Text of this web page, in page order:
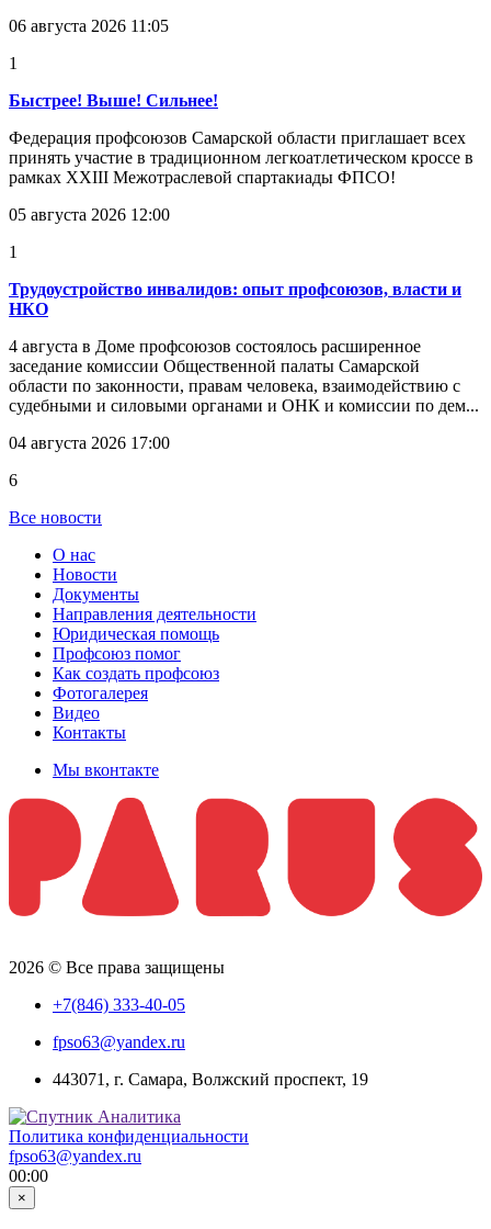
06 августа 2026 11:05
1
Быстрее! Выше! Сильнее!
Федерация профсоюзов Самарской области приглашает всех
принять участие в традиционном легкоатлетическом кроссе в
рамках XXIII Межотраслевой спартакиады ФПСО!
05 августа 2026 12:00
1
Трудоустройство инвалидов: опыт профсоюзов, власти и
НКО
4 августа в Доме профсоюзов состоялось расширенное
заседание комиссии Общественной палаты Самарской
области по законности, правам человека, взаимодействию с
судебными и силовыми органами и ОНК и комиссии по дем...
04 августа 2026 17:00
6
Все новости
О нас
Новости
Документы
Направления деятельности
Юридическая помощь
Профсоюз помог
Как создать профсоюз
Фотогалерея
Видео
Контакты
Мы вконтакте
2026 © Все права защищены
+7(846) 333-40-05
fpso63@yandex.ru
443071, г. Самара, Волжский проспект, 19
Политика конфиденциальности
fpso63@yandex.ru
00:00
×